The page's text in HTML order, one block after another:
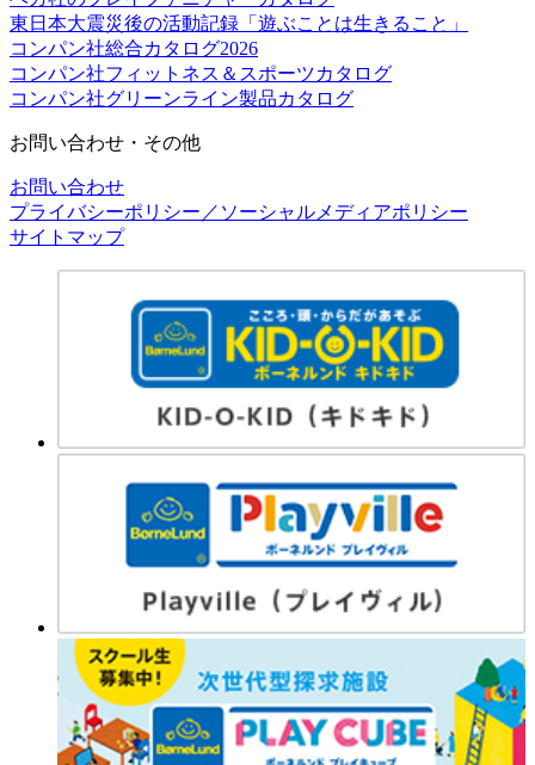
東日本大震災後の活動記録「遊ぶことは生きること」
コンパン社総合カタログ2026
コンパン社フィットネス＆スポーツカタログ
コンパン社グリーンライン製品カタログ
お問い合わせ・その他
お問い合わせ
プライバシーポリシー／ソーシャルメディアポリシー
サイトマップ